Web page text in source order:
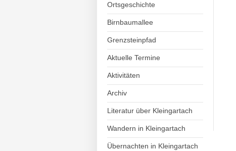
Ortsgeschichte
Birnbaumallee
Grenzsteinpfad
Aktuelle Termine
Aktivitäten
Archiv
Literatur über Kleingartach
Wandern in Kleingartach
Übernachten in Kleingartach